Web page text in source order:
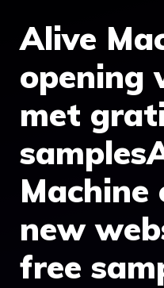
Alive
opening
met
Machine
new
free